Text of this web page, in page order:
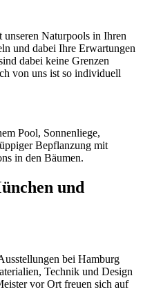
Naturpools in Ihren
und dabei Ihre Erwartungen
dabei keine Grenzen
von uns ist so individuell
und
bei Hamburg
Technik und Design
vor Ort freuen sich auf